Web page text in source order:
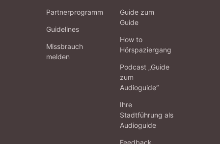
Partnerprogramm
Guidelines
Missbrauch
melden
Guide zum
Guide
How to
Hörspaziergang
Podcast „Guide
zum
Audioguide“
Ihre
Stadtführung als
Audioguide